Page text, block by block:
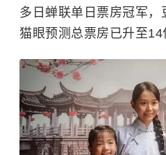
多日蝉联单日票房冠军，
猫眼预测总票房已升至14